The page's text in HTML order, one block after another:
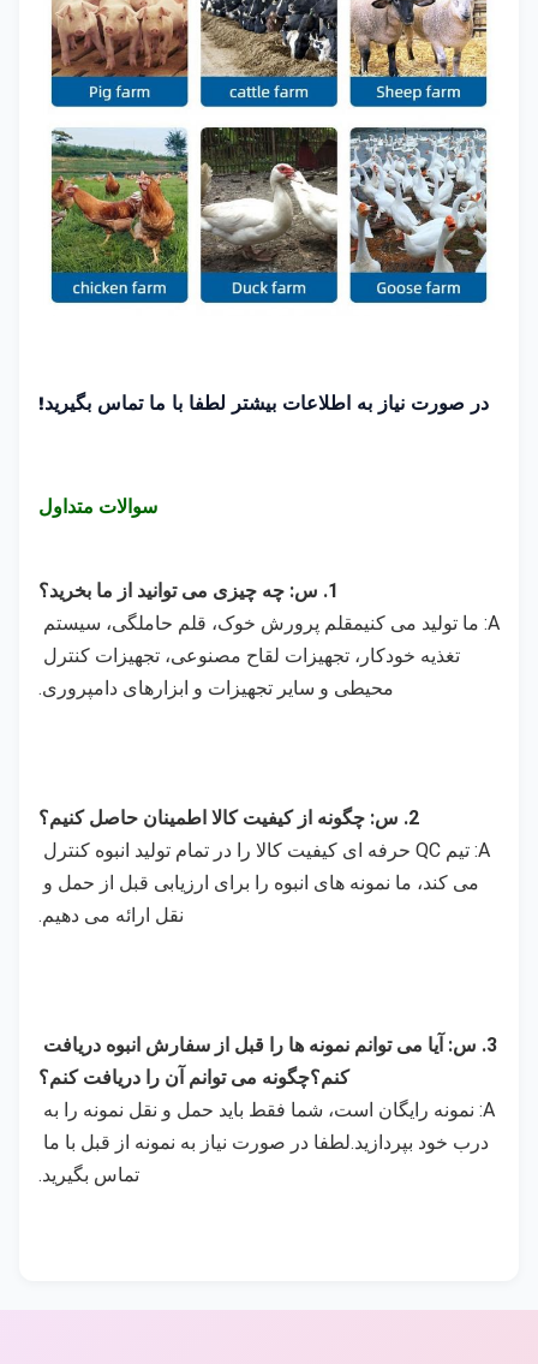
در صورت نیاز به اطلاعات بیشتر لطفا با ما تماس بگیرید!
سوالات متداول
1. س: چه چیزی می توانید از ما بخرید؟
A: ما تولید می کنیم
محیطی و سایر تجهیزات و ابزارهای دامپروری.
2. س: چگونه از کیفیت کالا اطمینان حاصل کنیم؟
نقل ارائه می دهیم.
کنم؟چگونه می توانم آن را دریافت کنم؟
تماس بگیرید.